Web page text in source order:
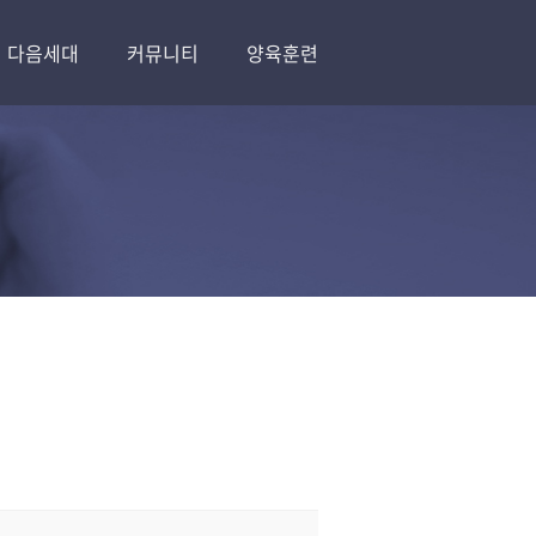
다음세대 커뮤니티 양육훈련